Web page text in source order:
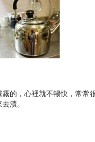
的，心裡就不暢快，常常
漬。